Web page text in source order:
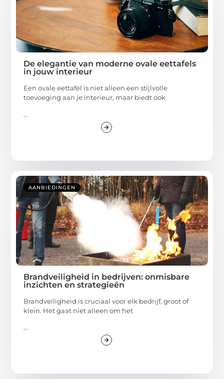
De elegantie van moderne ovale eettafels
in jouw interieur
Een ovale eettafel is niet alleen een stijlvolle
toevoeging aan je interieur, maar biedt ook
...
AANBIEDINGEN
Brandveiligheid in bedrijven: onmisbare
inzichten en strategieën
Brandveiligheid is cruciaal voor elk bedrijf, groot of
klein. Het gaat niet alleen om het
...